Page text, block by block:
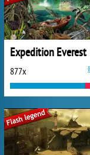
Expedition Everest
877x